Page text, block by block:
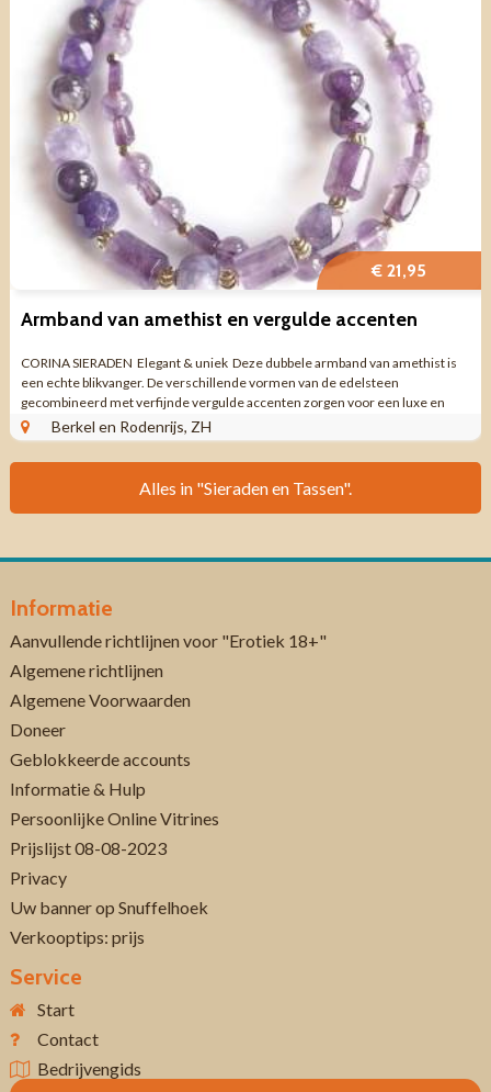
€ 21,95
Armband van amethist en vergulde accenten
CORINA SIERADEN Elegant & uniek Deze dubbele armband van amethist is
een echte blikvanger. De verschillende vormen van de edelsteen
gecombineerd met verfijnde vergulde accenten zorgen voor een luxe en
tijdloze ...Berkel en Rodenrijs, ZH
Alles in "Sieraden en Tassen".
Informatie
Aanvullende richtlijnen voor "Erotiek 18+"
Algemene richtlijnen
Algemene Voorwaarden
Doneer
Geblokkeerde accounts
Informatie & Hulp
Persoonlijke Online Vitrines
Prijslijst 08-08-2023
Privacy
Uw banner op Snuffelhoek
Verkooptips: prijs
Service
Start
Contact
Bedrijvengids